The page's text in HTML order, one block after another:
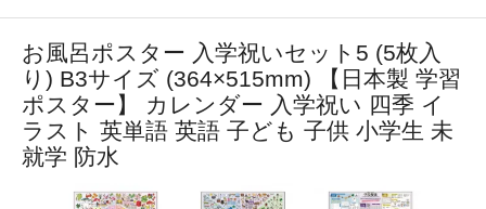
お風呂ポスター 入学祝いセット5 (5枚入
り) B3サイズ (364×515mm) 【日本製 学習
ポスター】 カレンダー 入学祝い 四季 イ
ラスト 英単語 英語 子ども 子供 小学生 未
就学 防水